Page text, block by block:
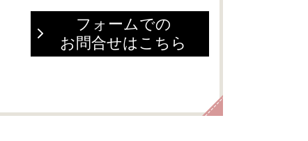
フォームでの
お問合せはこちら